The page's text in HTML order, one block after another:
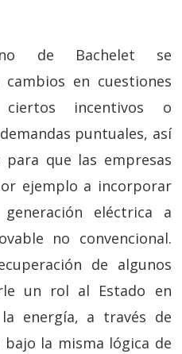
de Bachelet se
en cuestiones
incentivos o
puntuales, así
que las empresas
ejemplo a incorporar
eléctrica a
no convencional.
de algunos
un rol al Estado en
energía, a través de
bajo la misma lógica de